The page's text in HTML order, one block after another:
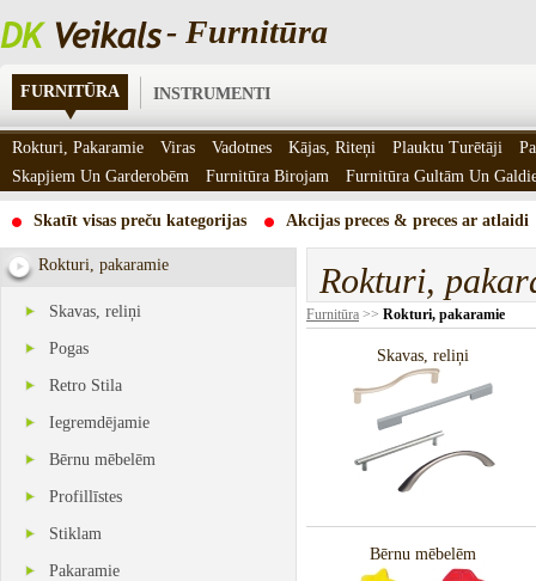
- Furnitūra
FURNITŪRA INSTRUMENTI
Skatīt visas preču kategorijas Akcijas preces & preces ar atlaidi
Rokturi, pakaramie
Skavas, reliņi
Pogas
Retro Stila
Iegremdējamie
Bērnu mēbelēm
Profillīstes
Stiklam
Pakaramie
Rokturi,
Furnitūra >> Rokturi, pakaramie
Skavas, reliņi
Bērnu mēbelēm
Rokturi, Pakaramie Viras Vadotnes Kājas, Riteņi Plauktu Turētāji
Skapjiem Un Garderobēm
Furnitūra Birojam Furnitūra Gultām Un